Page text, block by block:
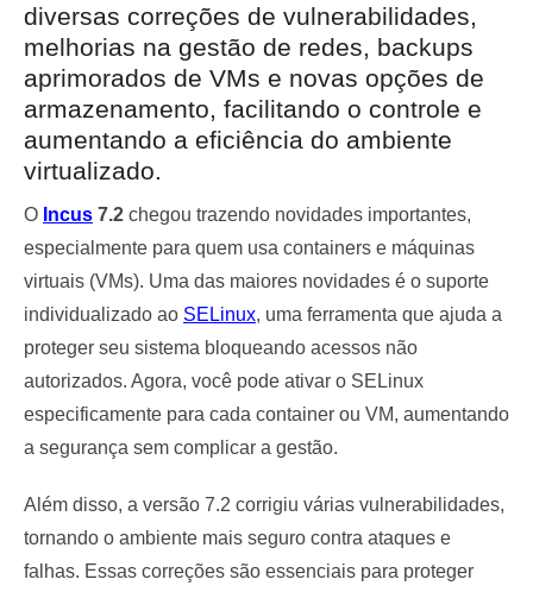
diversas correções de vulnerabilidades,
melhorias na gestão de redes, backups
aprimorados de VMs e novas opções de
armazenamento, facilitando o controle e
aumentando a eficiência do ambiente
virtualizado.
O Incus 7.2 chegou trazendo novidades importantes,
especialmente para quem usa containers e máquinas
virtuais (VMs). Uma das maiores novidades é o suporte
individualizado ao SELinux, uma ferramenta que ajuda a
proteger seu sistema bloqueando acessos não
autorizados. Agora, você pode ativar o SELinux
especificamente para cada container ou VM, aumentando
a segurança sem complicar a gestão.
Além disso, a versão 7.2 corrigiu várias vulnerabilidades,
tornando o ambiente mais seguro contra ataques e
falhas. Essas correções são essenciais para proteger